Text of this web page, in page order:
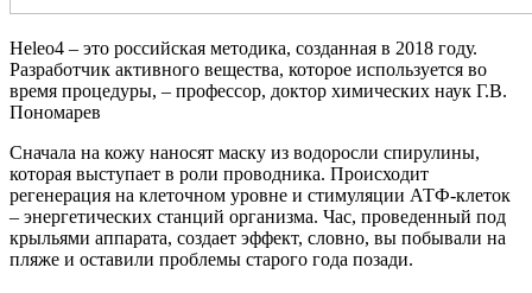
Heleo4 – это российская методика, созданная в 2018 году.
Разработчик активного вещества, которое используется во
время процедуры, – профессор, доктор химических наук Г.В.
Пономарев
Сначала на кожу наносят маску из водоросли спирулины,
которая выступает в роли проводника. Происходит
регенерация на клеточном уровне и стимуляции АТФ-клеток
– энергетических станций организма. Час, проведенный под
крыльями аппарата, создает эффект, словно, вы побывали на
пляже и оставили проблемы старого года позади.